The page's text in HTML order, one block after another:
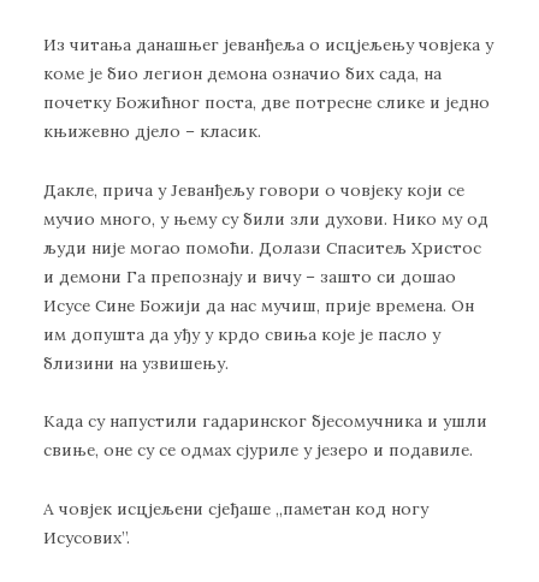
Из читања данашњег јеванђеља о исцјељењу човјека у
коме је био легион демона означио бих сада, на
почетку Божићног поста, две потресне слике и једно
књижевно дјело – класик.
Дакле, прича у Јеванђељу говори о човјеку који се
мучио много, у њему су били зли духови. Нико му од
људи није могао помоћи. Долази Спаситељ Христос
и демони Га препознају и вичу – зашто си дошао
Исусе Сине Божији да нас мучиш, прије времена. Он
им допушта да уђу у крдо свиња које је пасло у
близини на узвишењу.
Када су напустили гадаринског бјесомучника и ушли
свиње, оне су се одмах сјуриле у језеро и подавиле.
А човјек исцјељени сјеђаше ,,паметан код ногу
Исусових”.